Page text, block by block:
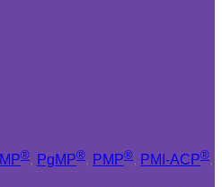
®, PgMP®, PMP®, PMI-ACP®,